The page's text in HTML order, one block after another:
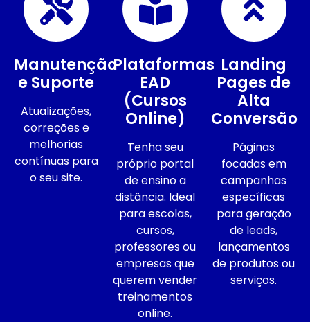
Manutenção
e Suporte
Atualizações,
correções e
melhorias
contínuas para
o seu site.
Plataformas
EAD
(Cursos
Online)
Tenha seu
próprio portal
de ensino a
distância. Ideal
para escolas,
cursos,
professores ou
empresas que
querem vender
treinamentos
online.
Landing
Pages de
Alta
Conversão
Páginas
focadas em
campanhas
específicas
para geração
de leads,
lançamentos
de produtos ou
serviços.